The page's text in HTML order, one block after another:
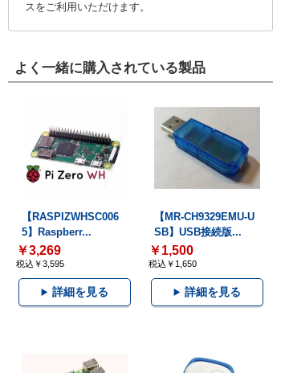
スをご利用いただけます。
よく一緒に購入されている製品
【RASPIZWHSC006
5】Raspberr...
￥3,269
税込￥3,595
詳細を見る
【MR-CH9329EMU-U
SB】USB接続版...
￥1,500
税込￥1,650
詳細を見る